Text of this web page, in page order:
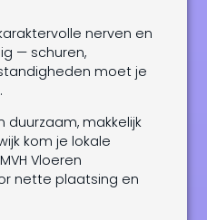
nerven en
— schuren,
moet je
duurzaam, makkelijk
kom je lokale
Vloeren
nette plaatsing en